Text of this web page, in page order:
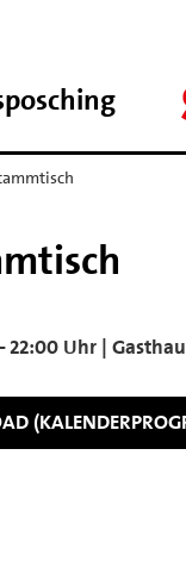
22:00 Uhr |